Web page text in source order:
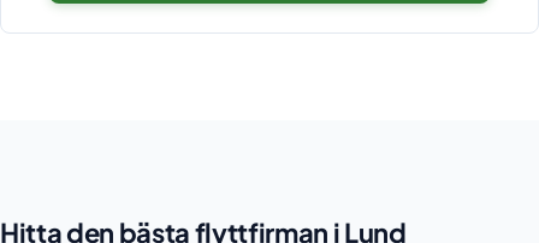
Hitta den bästa flyttfirman i Lund